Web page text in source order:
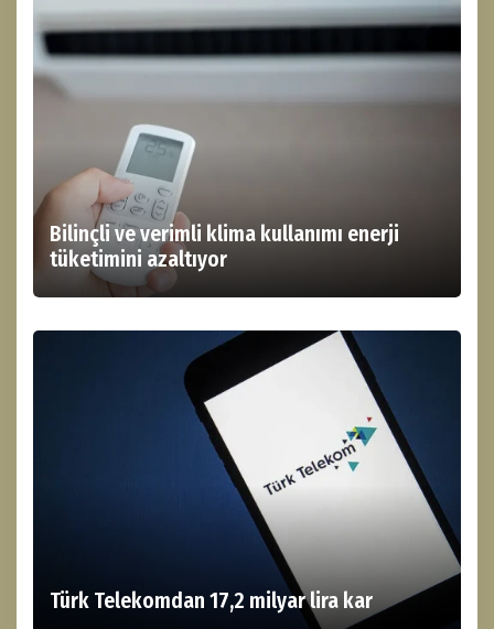
Bilinçli ve verimli klima kullanımı enerji
tüketimini azaltıyor
Türk Telekomdan 17,2 milyar lira kar